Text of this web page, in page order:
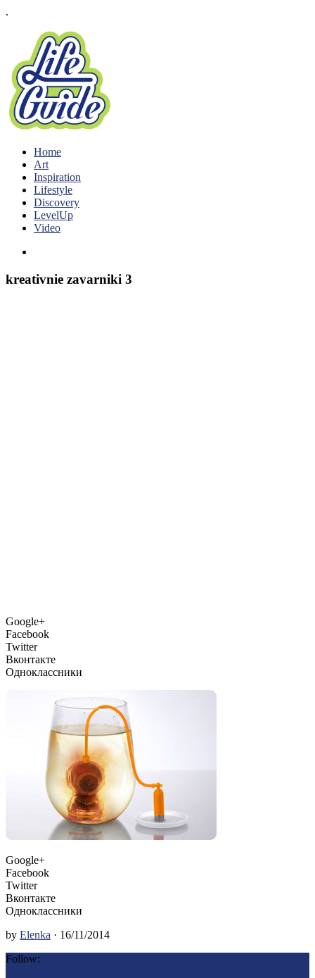
.
Home
Art
Inspiration
Lifestyle
Discovery
LevelUp
Video
kreativnie zavarniki 3
Google+
Facebook
Twitter
Вконтакте
Одноклассники
Google+
Facebook
Twitter
Вконтакте
Одноклассники
by Elenka · 16/11/2014
Follow: